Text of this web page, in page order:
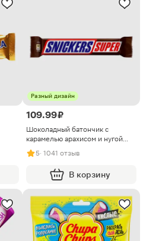
Разный дизайн
109.99 ₽
Шоколадный батончик с
карамелью арахисом и нугой
Snickers Super 80г в
ассортименте
5· 1041 отзыв
В корзину